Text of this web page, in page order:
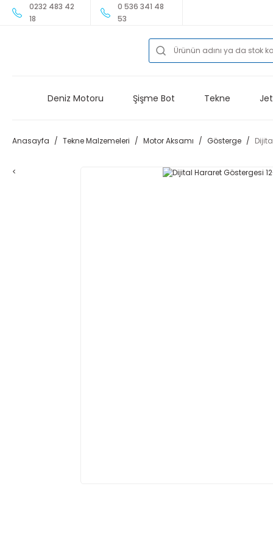
0232 483 42
18
0 536 341 48
53
Deniz Motoru Şişme Bot Tekne
Anasayfa Tekne Malzemeleri Motor Aksamı Gösterge
<